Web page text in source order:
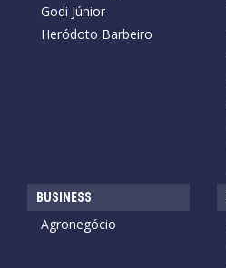
Godi Júnior
Heródoto Barbeiro
BUSINESS
Agronegócio